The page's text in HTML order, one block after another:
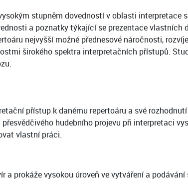
stupněm dovedností v oblasti
a poznatky týkající se prezentace
nejvyšší možné přednesové náročnosti,
širokého spektra interpretačních přístupů.
přístup k danému repertoáru a své
hudebního projevu při interpretaci
vlastní práci.
prokáže vysokou úroveň ve vytváření a